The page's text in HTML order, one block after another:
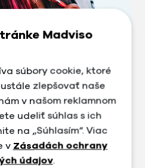
Madviso
súbory cookie, ktoré
zlepšovať naše
v našom reklamnom
udeliť súhlas s ich
na „Súhlasím“. Viac
v Zásadách ochrany
údajov.